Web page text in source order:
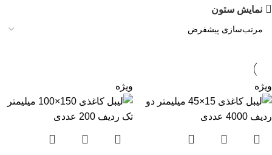
نمایش ستون
ویژه ویژه